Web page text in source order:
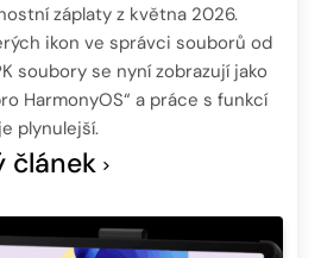
záplaty z května 2026.
ikon ve správci souborů od
soubory se nyní zobrazují jako
HarmonyOS“ a práce s funkcí
plynulejší.
článek